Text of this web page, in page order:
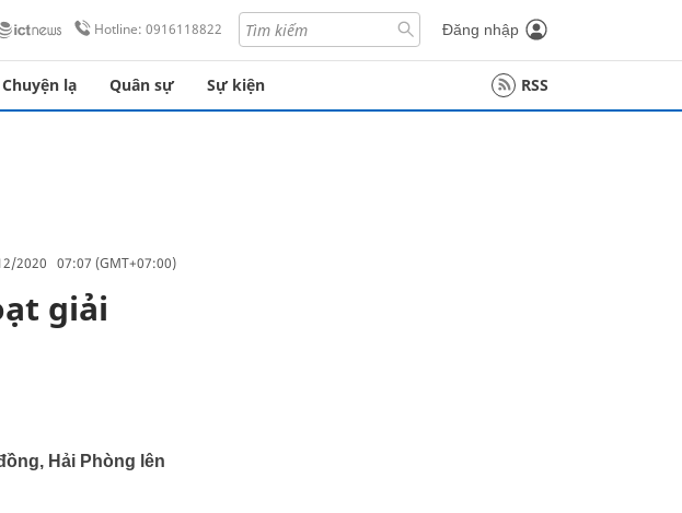
Hotline: 0916118822 Đăng nhập
Chuyện lạ Quân sự Sự kiện RSS
2020 07:07 (GMT+07:00)
giải
Hải Phòng lên